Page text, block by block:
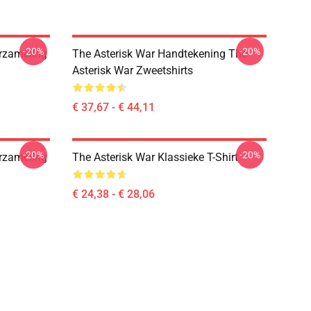
-20%
The Asterisk War Handtekening The
Asterisk War Zweetshirts
€ 37,67 - € 44,11
-20%
-20% The Asterisk War Klassieke T-Shirt
€ 24,38 - € 28,06
-20%